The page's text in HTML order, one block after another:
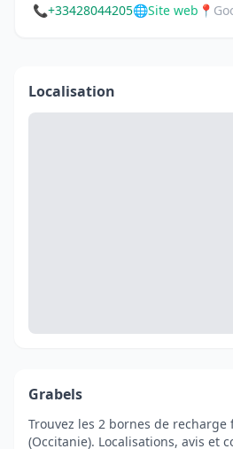
📞+33428044205🌐Site web 📍
Localisation
Grabels
Trouvez les 2 bornes de recharge
(Occitanie). Localisations, avis et